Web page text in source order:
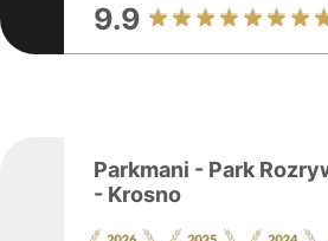
9.9
Parkmani - Park
- Krosno